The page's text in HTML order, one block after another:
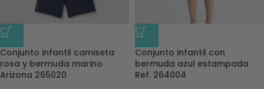
-32%
Conjunto infantil camiseta
rosa y bermuda marino
Arizona 265020
-50%
Conjunto infantil con
bermuda azul estampada
Ref. 264004